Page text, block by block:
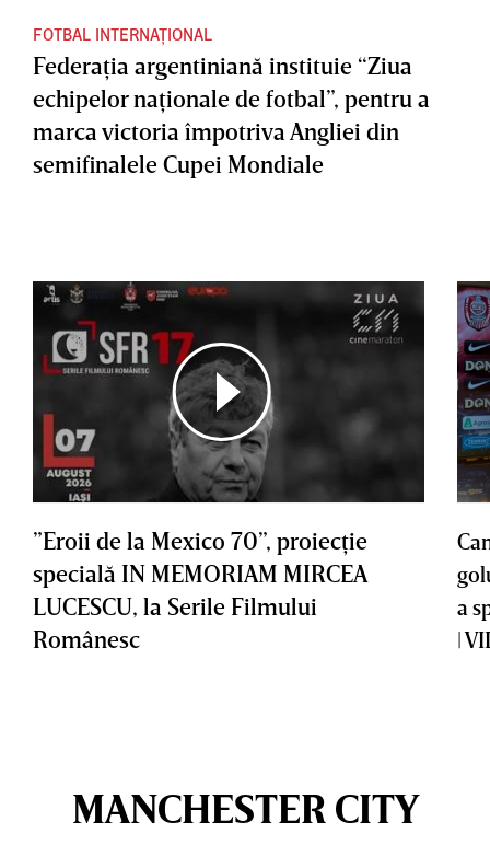
FOTBAL INTERNAȚIONAL
Federaţia argentiniană instituie “Ziua
echipelor naţionale de fotbal”, pentru a
marca victoria împotriva Angliei din
semifinalele Cupei Mondiale
”Eroii de la Mexico 70”, proiecţie
specială IN MEMORIAM MIRCEA
LUCESCU, la Serile Filmului
Românesc
a
|
MANCHESTER CITY